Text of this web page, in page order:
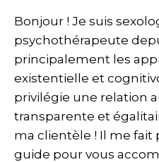
Bonjour ! Je suis
psychothérapeute
principalement les
existentielle et
privilégie une relation
transparente et
ma clientèle ! Il me fait
guide pour vous